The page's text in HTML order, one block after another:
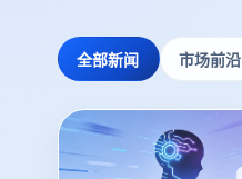
全部新闻 市场前沿